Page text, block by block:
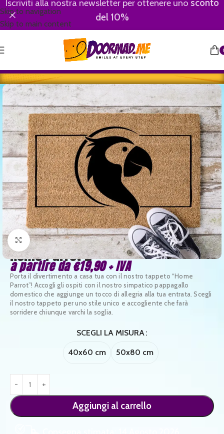
Skip to navigation
Skip to main content
Iscriviti alla nostra newsletter per ottenere uno sconto
del 10%
Clicca per ingrandire
Home Parrot 2
a partire da€19,90+ IVA
Porta il divertimento a casa tua con il nostro tappeto “Home
Parrot”! Accogli gli ospiti con il nostro simpatico pappagallo
domestico che aggiunge un tocco di allegria alla tua entrata. Scegli
il nostro tappeto per uno stile unico e accogliente che farà
sorridere chiunque varchi la soglia.
SCEGLI LA MISURA
40x60 cm 50x80 cm
Aggiungi al carrello